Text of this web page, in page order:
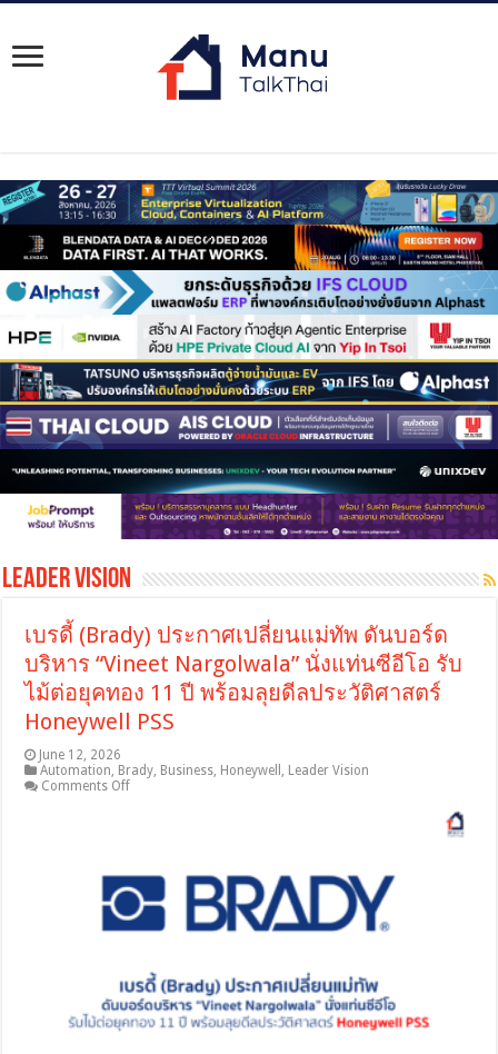
Leader Vision
เบรดี้ (Brady) ประกาศเปลี่ยนแม่ทัพ ดันบอร์ด
บริหาร “Vineet Nargolwala” นั่งแท่นซีอีโอ รับ
ไม้ต่อยุคทอง 11 ปี พร้อมลุยดีลประวัติศาสตร์
Honeywell PSS
June 12, 2026
Automation Brady Business Honeywell
Leader Vision
Comments Offon
เปลี่ยน
แม่ทัพ
ดัน
“Vineet
Nargolwala”
นั่ง